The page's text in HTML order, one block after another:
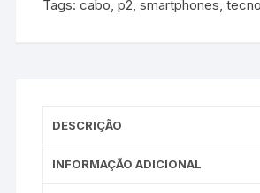
Tags:cabo,p2,smartphones,
DESCRIÇÃO
INFORMAÇÃO ADICIONAL